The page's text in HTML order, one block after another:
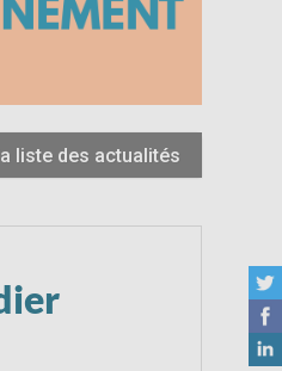
liste des actualités